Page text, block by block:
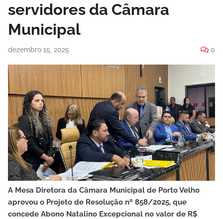
servidores da Câmara
Municipal
dezembro 15, 2025 0
A Mesa Diretora da Câmara Municipal de Porto Velho
aprovou o Projeto de Resolução nº 858/2025, que
concede Abono Natalino Excepcional no valor de R$